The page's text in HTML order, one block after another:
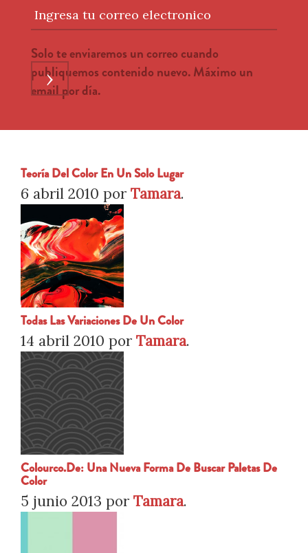
Ingresa tu correo electronico
Solo te enviaremos un correo cuando
publiquemos contenido nuevo. Máximo un
email por día.
›
Teoría Del Color En Un Solo Lugar
6 abril 2010 por Tamara.
Todas Las Variaciones De Un Color
14 abril 2010 por Tamara.
Colourco.de: Una Nueva Forma De Buscar Paletas De
Color
5 junio 2013 por Tamara.